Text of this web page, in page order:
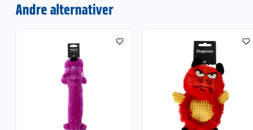
Andre alternativer